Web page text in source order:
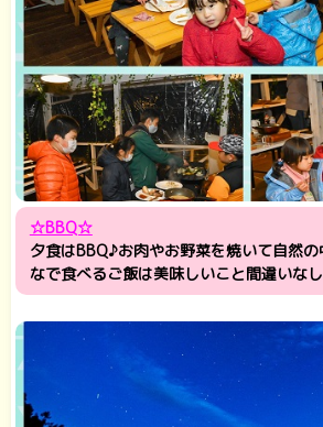
☆BBQ☆
夕食はBBQ♪お肉やお野菜を焼いて自然
なで食べるご飯は美味しいこと間違いなし